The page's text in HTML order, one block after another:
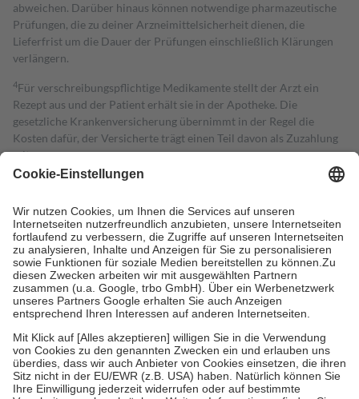
abweichen. Darüber hinaus können notwendige pharmazeutische
Prüfungen, die zu deiner Arzneimittelsicherheit dienen, die
Lieferfrist um die Dauer der Prüfungen einschließlich Klärungen
verlängern.
4Für verschreibungspflichtige Medikamente stellt der Arzt ein
Rezept aus und der Patient erhält sie in der Apotheke. Die
gesetzliche Krankenversicherung übernimmt in der Regel die
Kosten dafür, der Versicherte trägt einen Teil davon als Zuzahlung
mit.
Grundsätzlich leisten Mitglieder Zuzahlungen in Höhe von zehn
höchstens zehn Euro.
Es sind jedoch nie mehr als die tatsächlichen
Kosten der Leistung zu entrichten.
Diese Regeln gelten grundsätzlich auch für Online-Apotheken.
Bei Heilmitteln und häuslicher Krankenpflege beträgt die
Zuzahlung zehn Prozent der Kosten sowie zehn Euro je
Verordnung.
Um das Engagement der Versicherten für ihre eigene Gesundheit zu
stärken und die besondere Stellung der Familie zu unterstützen,
fallenkeine Zuzahlungenan bei:
• Kindern und Jugendlichen bis zum vollendeten 18. Lebensjahr
mit Ausnahme der Fahrkosten
• Untersuchungen zur Vorsorge und Früherkennung, die von der